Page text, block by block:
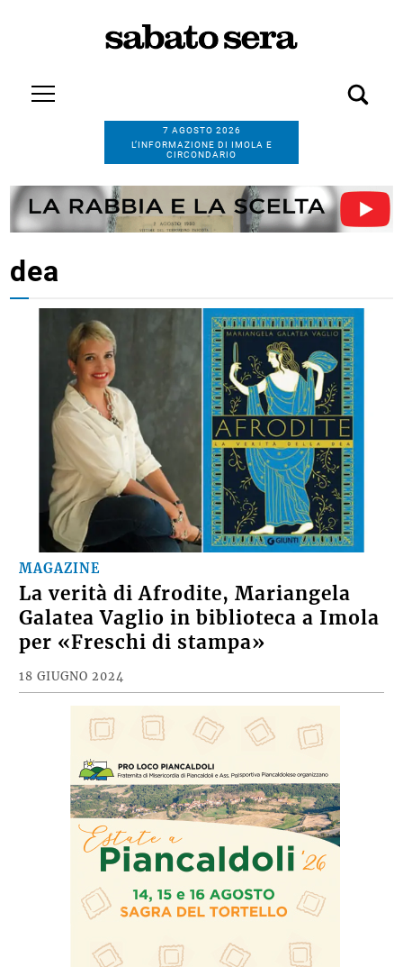
7 AGOSTO 2026
L’INFORMAZIONE DI IMOLA E
CIRCONDARIO
dea
MAGAZINE
La verità di Afrodite, Mariangela
Galatea Vaglio in biblioteca a Imola
per «Freschi di stampa»
18 GIUGNO 2024